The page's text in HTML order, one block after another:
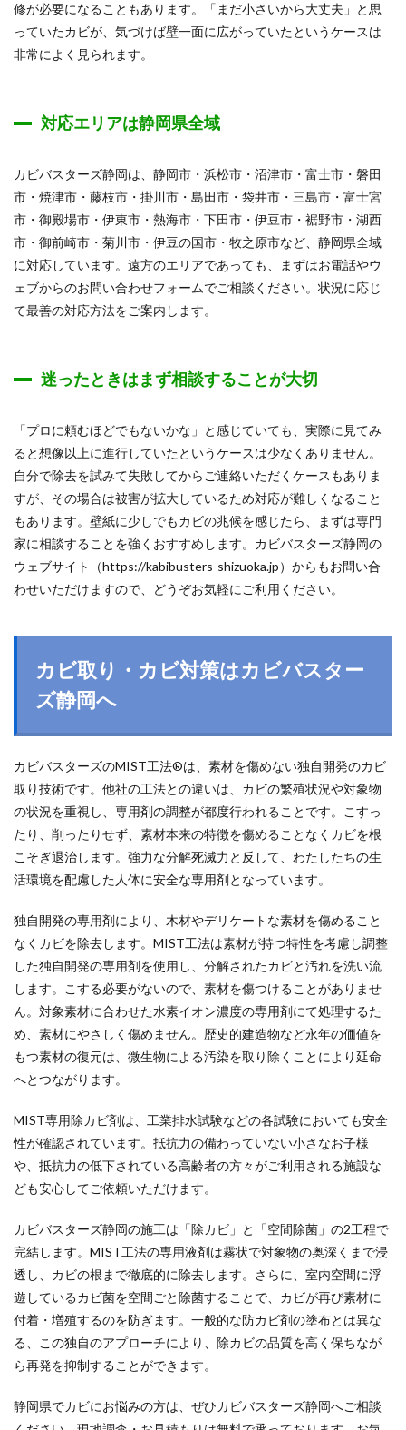
修が必要になることもあります。「まだ小さいから大丈夫」と思
っていたカビが、気づけば壁一面に広がっていたというケースは
非常によく見られます。
対応エリアは静岡県全域
カビバスターズ静岡は、静岡市・浜松市・沼津市・富士市・磐田
市・焼津市・藤枝市・掛川市・島田市・袋井市・三島市・富士宮
市・御殿場市・伊東市・熱海市・下田市・伊豆市・裾野市・湖西
市・御前崎市・菊川市・伊豆の国市・牧之原市など、静岡県全域
に対応しています。遠方のエリアであっても、まずはお電話やウ
ェブからのお問い合わせフォームでご相談ください。状況に応じ
て最善の対応方法をご案内します。
迷ったときはまず相談することが大切
「プロに頼むほどでもないかな」と感じていても、実際に見てみ
ると想像以上に進行していたというケースは少なくありません。
自分で除去を試みて失敗してからご連絡いただくケースもありま
すが、その場合は被害が拡大しているため対応が難しくなること
もあります。壁紙に少しでもカビの兆候を感じたら、まずは専門
家に相談することを強くおすすめします。カビバスターズ静岡の
ウェブサイト（https://kabibusters-shizuoka.jp）からもお問い合
わせいただけますので、どうぞお気軽にご利用ください。
カビ取り・カビ対策はカビバスター
ズ静岡へ
カビバスターズのMIST工法®は、素材を傷めない独自開発のカビ
取り技術です。他社の工法との違いは、カビの繁殖状況や対象物
の状況を重視し、専用剤の調整が都度行われることです。こすっ
たり、削ったりせず、素材本来の特徴を傷めることなくカビを根
こそぎ退治します。強力な分解死滅力と反して、わたしたちの生
活環境を配慮した人体に安全な専用剤となっています。
独自開発の専用剤により、木材やデリケートな素材を傷めること
なくカビを除去します。MIST工法は素材が持つ特性を考慮し調整
した独自開発の専用剤を使用し、分解されたカビと汚れを洗い流
します。こする必要がないので、素材を傷つけることがありませ
ん。対象素材に合わせた水素イオン濃度の専用剤にて処理するた
め、素材にやさしく傷めません。歴史的建造物など永年の価値を
もつ素材の復元は、微生物による汚染を取り除くことにより延命
へとつながります。
MIST専用除カビ剤は、工業排水試験などの各試験においても安全
性が確認されています。抵抗力の備わっていない小さなお子様
や、抵抗力の低下されている高齢者の方々がご利用される施設な
ども安心してご依頼いただけます。
カビバスターズ静岡の施工は「除カビ」と「空間除菌」の2工程で
完結します。MIST工法の専用液剤は霧状で対象物の奥深くまで浸
透し、カビの根まで徹底的に除去します。さらに、室内空間に浮
遊しているカビ菌を空間ごと除菌することで、カビが再び素材に
付着・増殖するのを防ぎます。一般的な防カビ剤の塗布とは異な
る、この独自のアプローチにより、除カビの品質を高く保ちなが
ら再発を抑制することができます。
静岡県でカビにお悩みの方は、ぜひカビバスターズ静岡へご相談